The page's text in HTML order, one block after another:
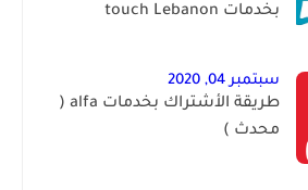
بخدمات touch Lebanon
سبتمبر 04, 2020
طريقة الأشتراك بخدمات alfa (
محدث )